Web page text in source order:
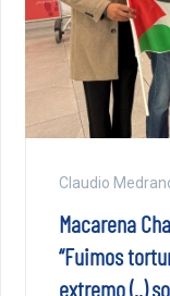
Claudio
Macarena
“Fuimos
extremo (..)